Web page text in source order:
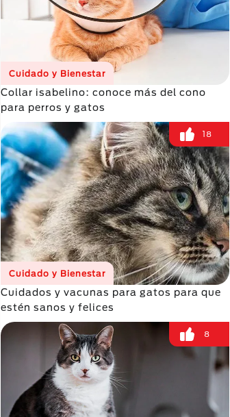
Cuidado y Bienestar
Collar isabelino: conoce más del cono
para perros y gatos
18
Cuidado y Bienestar
Cuidados y vacunas para gatos para que
estén sanos y felices
8